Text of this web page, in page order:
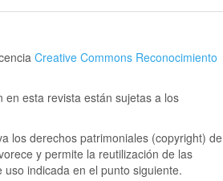
Creative Commons Reconocimiento
en esta revista están sujetas a los
los derechos patrimoniales (copyright) de
y permite la reutilización de las
uso indicada en el punto siguiente.